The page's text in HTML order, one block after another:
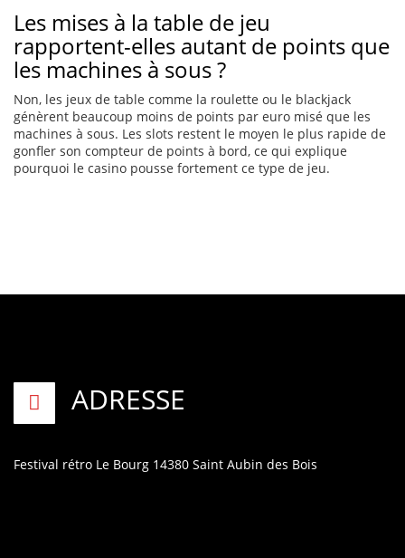
Les mises à la table de jeu
rapportent-elles autant de points que
les machines à sous ?
Non, les jeux de table comme la roulette ou le blackjack
génèrent beaucoup moins de points par euro misé que les
machines à sous. Les slots restent le moyen le plus rapide de
gonfler son compteur de points à bord, ce qui explique
pourquoi le casino pousse fortement ce type de jeu.
ADRESSE
Festival rétro Le Bourg 14380 Saint Aubin des Bois